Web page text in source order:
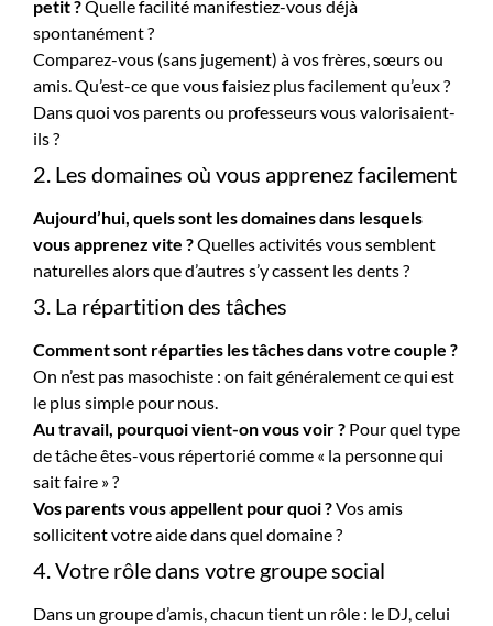
petit ?Quelle facilité manifestiez-vous déjà
spontanément ?
Comparez-vous (sans jugement) à vos frères, sœurs ou
amis. Qu’est-ce que vous faisiez plus facilement qu’eux ?
Dans quoi vos parents ou professeurs vous valorisaient-
ils ?
2. Les domaines où vous apprenez facilement
Aujourd’hui, quels sont les domaines dans lesquels
vous apprenez vite ?Quelles activités vous semblent
naturelles alors que d’autres s’y cassent les dents ?
3. La répartition des tâches
Comment sont réparties les tâches dans votre couple ?
On n’est pas masochiste : on fait généralement ce qui est
le plus simple pour nous.
Au travail, pourquoi vient-on vous voir ? Pour quel type
de tâche êtes-vous répertorié comme « la personne qui
sait faire » ?
Vos parents vous appellent pour quoi ?Vos amis
sollicitent votre aide dans quel domaine ?
4. Votre rôle dans votre groupe social
Dans un groupe d’amis, chacun tient un rôle : le DJ, celui